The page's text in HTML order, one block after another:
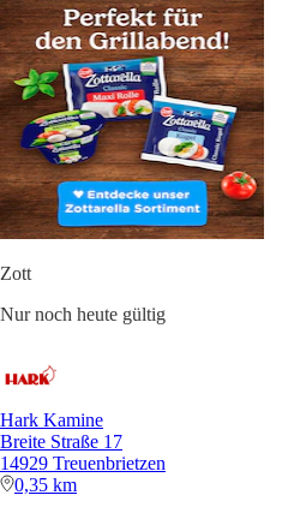
Zott
Nur noch heute gültig
Hark Kamine
Breite Straße 17
14929 Treuenbrietzen
0,35 km